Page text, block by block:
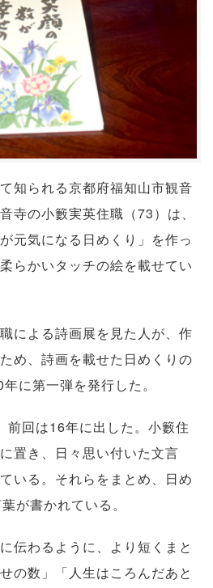
知られる京都府福知山市観音
寺の小籔実英住職（73）は、
元気になる日めくり」を作っ
らかいタッチの絵を載せてい
による詩画展を見た人が、作
め、詩画を載せた日めくりの
に第一弾を発行した。
回は16年に出した。小籔住
置き、日々思い付いた文言
いる。それらをまとめ、日め
が書かれている。
伝わるように、より短くまと
の数」「人生はころんだあと